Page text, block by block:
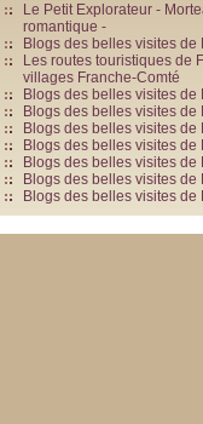
Le Petit Explorateur -
romantique -
Blogs des belles visites de
Les routes touristiques de
villages Franche-Comté
Blogs des belles visites de
Blogs des belles visites de
Blogs des belles visites de
Blogs des belles visites de
Blogs des belles visites de
Blogs des belles visites de
Blogs des belles visites de